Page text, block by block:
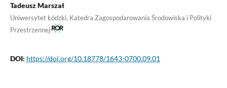
Tadeusz Marszał
Uniwersytet Łódzki, Katedra Zagospodarowania Środowiska i Polityki
Przestrzennej
DOI: https://doi.org/10.18778/1643-0700.09.01